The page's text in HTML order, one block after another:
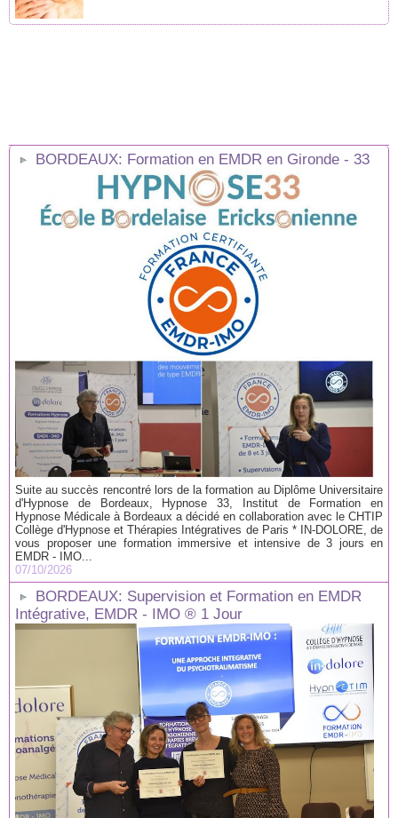
BORDEAUX: Formation en EMDR en Gironde - 33
Suite au succès rencontré lors de la formation au Diplôme Universitaire
d'Hypnose de Bordeaux, Hypnose 33, Institut de Formation en
Hypnose Médicale à Bordeaux a décidé en collaboration avec le CHTIP
Collège d'Hypnose et Thérapies Intégratives de Paris * IN-DOLORE, de
vous proposer une formation immersive et intensive de 3 jours en
EMDR - IMO...
07/10/2026
BORDEAUX: Supervision et Formation en EMDR
Intégrative, EMDR - IMO ® 1 Jour